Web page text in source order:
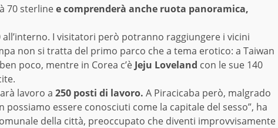
70 sterlinee comprenderà anche ruota panoramica,
I visitatori però potranno raggiungere i vicini
non si tratta del primo parco che a tema erotico: a Taiwan
poco, mentre in Corea c’è Jeju Loveland con le sue 140
lavoro a 250 posti di lavoro. A Piracicaba però, malgrado
possiamo essere conosciuti come la capitale del sesso”, ha
della città, preoccupato che diventi improvvisamente